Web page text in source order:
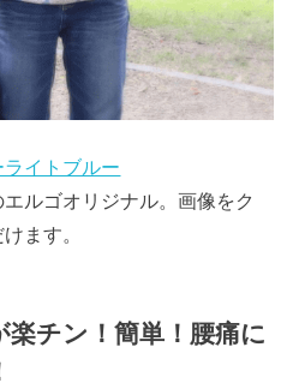
イトブルー
ルゴオリジナル。画像をク
ます。
チン！簡単！腰痛に